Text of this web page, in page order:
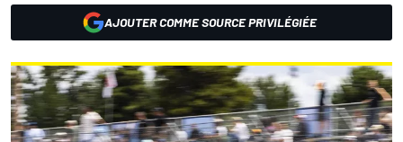
AJOUTER COMME SOURCE PRIVILÉGIÉE